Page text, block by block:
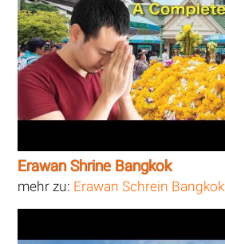
Erawan Shrine Bangkok
mehr zu: Erawan Schrein Bangkok